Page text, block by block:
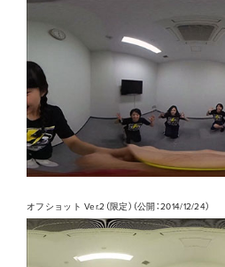
オフショット Ver.2（限定）（公開：2014/12/24）